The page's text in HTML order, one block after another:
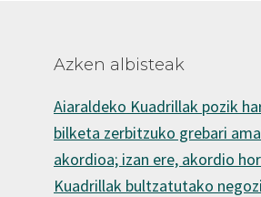
Azken albisteak
Aiaraldeko Kuadrillak pozik
bilketa zerbitzuko grebari
akordioa; izan ere, akordio
Kuadrillak bultzatutako